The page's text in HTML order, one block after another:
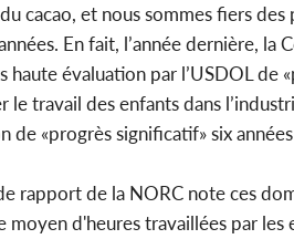
cacao, et nous sommes fiers
En fait, l’année dernière, la
haute évaluation par l’USDOL
le travail des enfants dans
de «progrès significatif» six
rapport de la NORC note ces
moyen d'heures travaillées par